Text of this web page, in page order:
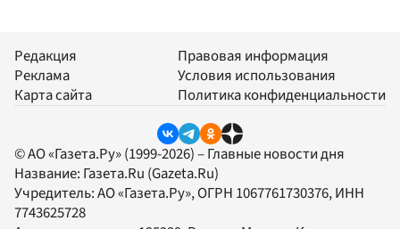
Редакция
Реклама
Карта сайта
Правовая информация
Условия использования
Политика конфиденциальности
© АО «Газета.Ру» (1999-2026) – Главные новости дня
Название: Газета.Ru (Gazeta.Ru)
Учредитель:АО «Газета.Ру», ОГРН 1067761730376, ИНН
7743625728